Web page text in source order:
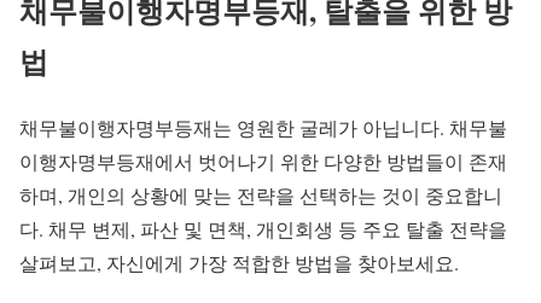
채무불이행자명부등재, 탈출을 위한 방
법
채무불이행자명부등재는 영원한 굴레가 아닙니다. 채무불
이행자명부등재에서 벗어나기 위한 다양한 방법들이 존재
하며, 개인의 상황에 맞는 전략을 선택하는 것이 중요합니
다. 채무 변제, 파산 및 면책, 개인회생 등 주요 탈출 전략을
살펴보고, 자신에게 가장 적합한 방법을 찾아보세요.